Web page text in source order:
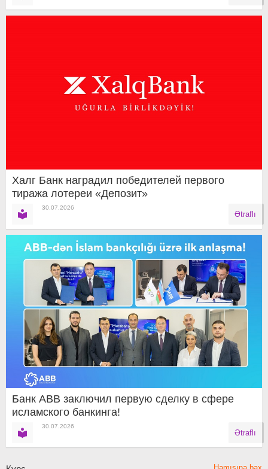
Халг Банк наградил победителей первого
тиража лотереи «Депозит»
30.07.2026
Ətraflı
Банк ABB заключил первую сделку в сфере
исламского банкинга!
30.07.2026
Ətraflı